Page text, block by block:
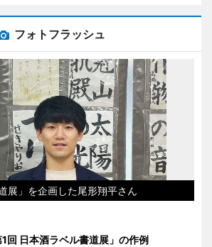
フォトフラッシュ
展」を企画した尾形翔平さん
1回 日本酒ラベル書道展」の作例